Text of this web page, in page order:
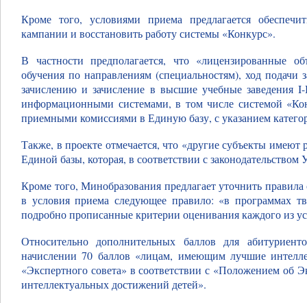
Кроме того, условиями приема предлагается
кампании и восстановить работу системы «Конкурс».
В частности предполагается, что «лицензированные
обучения по направлениям (специальностям), ход
зачислению и зачисление в высшие учебные заведения
информационными системами, в том числе системой
приемными комиссиями в Единую базу, с указанием
Также, в проекте отмечается, что «другие субъекты
Единой базы, которая, в соответствии с
Кроме того, Минобразования предлагает уточнить
в условия приема следующее правило: «в программах
подробно прописанные критерии оценивания каждого из
Относительно дополнительных баллов для
начислении 70 баллов «лицам, имеющим лучшие
«Экспертного совета» в соответствии с «Положением об
интеллектуальных достижений детей».